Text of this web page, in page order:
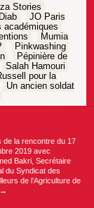
Stories
JO Paris
académiques
Mumia
Pinkwashing
Pépinière de
Salah Hamouri
pour la
Un ancien soldat
de la rencontre du 17
2019 avec
Bakri, Secrétaire
du Syndicat des
de l’Agriculture de
→